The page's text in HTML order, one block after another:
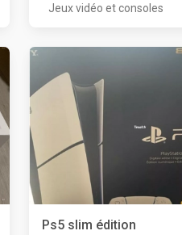
Jeux vidéo et consoles
Ps5 slim édition